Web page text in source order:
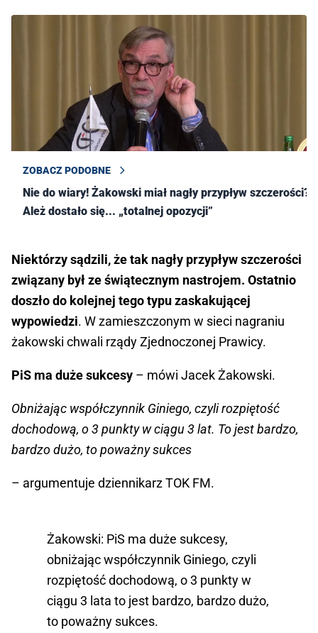
ZOBACZ PODOBNE
Nie do wiary! Żakowski miał nagły przypływ szczerości?
Ależ dostało się... „totalnej opozycji”
Niektórzy sądzili, że tak nagły przypływ szczerości
związany był ze świątecznym nastrojem. Ostatnio
doszło do kolejnej tego typu zaskakującej
wypowiedzi. W zamieszczonym w sieci nagraniu
żakowski chwali rządy Zjednoczonej Prawicy.
PiS ma duże sukcesy – mówi Jacek Żakowski.
Obniżając współczynnik Giniego, czyli rozpiętość
dochodową, o 3 punkty w ciągu 3 lat. To jest bardzo,
bardzo dużo, to poważny sukces
– argumentuje dziennikarz TOK FM.
Żakowski: PiS ma duże sukcesy,
obniżając współczynnik Giniego, czyli
rozpiętość dochodową, o 3 punkty w
ciągu 3 lata to jest bardzo, bardzo dużo,
to poważny sukces.